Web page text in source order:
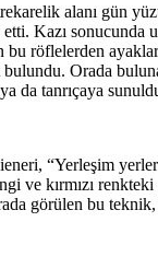
alanı gün
Kazı
röflelerden
Orada
da tanrıçaya
“Yerleşim
kırmızı
görülen bu teknik,